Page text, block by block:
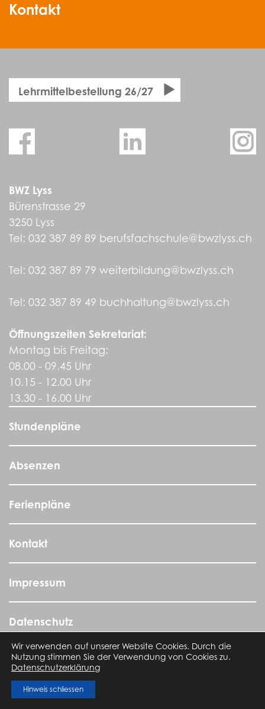
Kontakt
Lehrmittelbestellung 26/27
BWZ Lyss
Bürenstrasse 29
3250 Lyss
Tel: 032 387 89 89 berufsfachschule@bwzlyss.ch
Tel: 032 387 89 79 weiterbildung@bwzlyss.ch
Tel: 032 387 89 49 buchhaltung@bwzlyss.ch
Öffnungszeiten Sekretariat:
Montag bis Freitag:
08.00 - 09.45 Uhr
10.15 - 12.00 Uhr
13.30 - 16.00 Uhr
Stundenpläne
Absenzen
Ferienpläne
Kontakt
Impressum
Datenschutz
Allgemeine Geschäftsbedingungen AGB
Wir verwenden auf unserer Website Cookies. Durch die
Nutzung stimmen Sie der Verwendung von Cookies zu.
Datenschutzerklärung
Hinweis schliessen